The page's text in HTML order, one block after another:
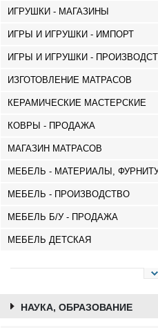
ИГРУШКИ - МАГАЗИНЫ
ИГРЫ И ИГРУШКИ - ИМПОРТ
ИГРЫ И ИГРУШКИ -
ИЗГОТОВЛЕНИЕ МАТРАСОВ
КЕРАМИЧЕСКИЕ МАСТЕРСКИЕ
КОВРЫ - ПРОДАЖА
МАГАЗИН МАТРАСОВ
МЕБЕЛЬ - МАТЕРИАЛЫ,
МЕБЕЛЬ - ПРОИЗВОДСТВО
МЕБЕЛЬ Б/У - ПРОДАЖА
МЕБЕЛЬ ДЕТСКАЯ
НАУКА, ОБРАЗОВАНИЕ